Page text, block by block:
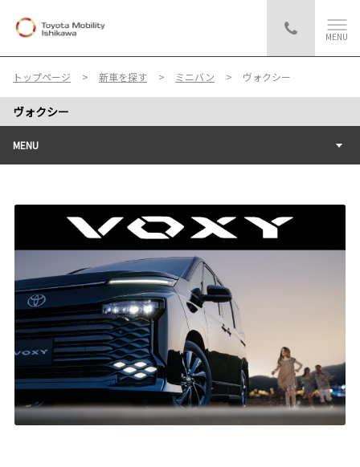
MENU
トップページ 新車を探す ミニバン ヴォクシー
ヴォクシー
MENU